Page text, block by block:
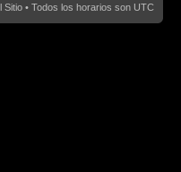
Sitio • Todos los horarios son UTC